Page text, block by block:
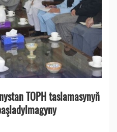
TOPH taslamasynyň